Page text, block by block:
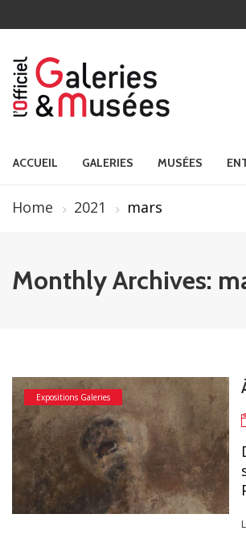
ACCUEIL GALERIES MUSÉES
Home 2021 mars
Monthly Archives:
Expositions Galeries